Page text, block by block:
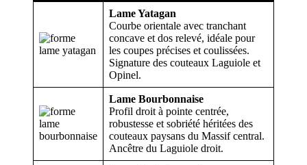
Lame Yatagan
Courbe orientale avec tranchant
concave et dos relevé, idéale pour
les coupes précises et coulissées.
Signature des couteaux Laguiole et
Opinel.
Lame Bourbonnaise
Profil droit à pointe centrée,
robustesse et sobriété héritées des
couteaux paysans du Massif central.
Ancêtre du Laguiole droit.